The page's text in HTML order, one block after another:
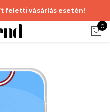
feletti vásárlás esetén!
0